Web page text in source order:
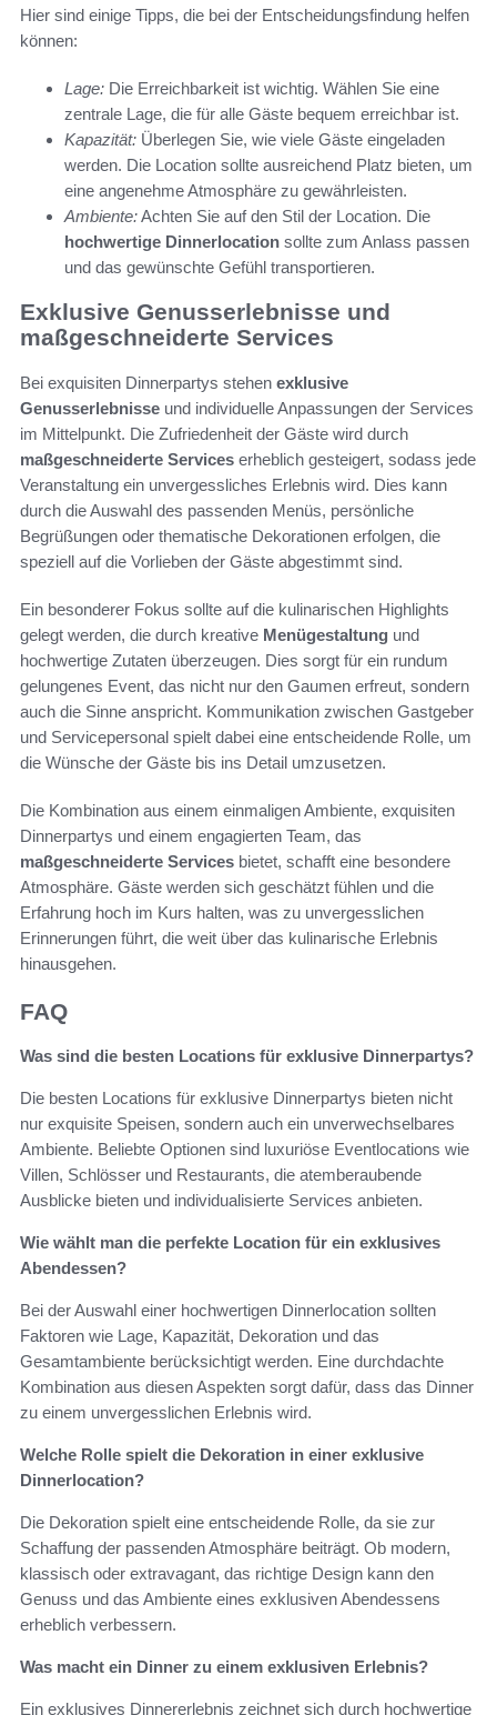
Hier sind einige Tipps, die bei der Entscheidungsfindung helfen
können:
Lage: Die Erreichbarkeit ist wichtig. Wählen Sie eine
zentrale Lage, die für alle Gäste bequem erreichbar ist.
Kapazität: Überlegen Sie, wie viele Gäste eingeladen
werden. Die Location sollte ausreichend Platz bieten, um
eine angenehme Atmosphäre zu gewährleisten.
Ambiente:Achten Sie auf den Stil der Location. Die
hochwertige Dinnerlocation sollte zum Anlass passen
und das gewünschte Gefühl transportieren.
Exklusive Genusserlebnisse und
maßgeschneiderte Services
Bei exquisiten Dinnerpartys stehen exklusive
Genusserlebnisse und individuelle Anpassungen der Services
im Mittelpunkt. Die Zufriedenheit der Gäste wird durch
maßgeschneiderte Services erheblich gesteigert, sodass jede
Veranstaltung ein unvergessliches Erlebnis wird. Dies kann
durch die Auswahl des passenden Menüs, persönliche
Begrüßungen oder thematische Dekorationen erfolgen, die
speziell auf die Vorlieben der Gäste abgestimmt sind.
Ein besonderer Fokus sollte auf die kulinarischen Highlights
gelegt werden, die durch kreative Menügestaltung und
hochwertige Zutaten überzeugen. Dies sorgt für ein rundum
gelungenes Event, das nicht nur den Gaumen erfreut, sondern
auch die Sinne anspricht. Kommunikation zwischen Gastgeber
und Servicepersonal spielt dabei eine entscheidende Rolle, um
die Wünsche der Gäste bis ins Detail umzusetzen.
Die Kombination aus einem einmaligen Ambiente, exquisiten
Dinnerpartys und einem engagierten Team, das
maßgeschneiderte Services bietet, schafft eine besondere
Atmosphäre. Gäste werden sich geschätzt fühlen und die
Erfahrung hoch im Kurs halten, was zu unvergesslichen
Erinnerungen führt, die weit über das kulinarische Erlebnis
hinausgehen.
FAQ
Was sind die besten Locations für exklusive Dinnerpartys?
Die besten Locations für exklusive Dinnerpartys bieten nicht
nur exquisite Speisen, sondern auch ein unverwechselbares
Ambiente. Beliebte Optionen sind luxuriöse Eventlocations wie
Villen, Schlösser und Restaurants, die atemberaubende
Ausblicke bieten und individualisierte Services anbieten.
Wie wählt man die perfekte Location für ein exklusives
Abendessen?
Bei der Auswahl einer hochwertigen Dinnerlocation sollten
Faktoren wie Lage, Kapazität, Dekoration und das
Gesamtambiente berücksichtigt werden. Eine durchdachte
Kombination aus diesen Aspekten sorgt dafür, dass das Dinner
zu einem unvergesslichen Erlebnis wird.
Welche Rolle spielt die Dekoration in einer exklusive
Dinnerlocation?
Die Dekoration spielt eine entscheidende Rolle, da sie zur
Schaffung der passenden Atmosphäre beiträgt. Ob modern,
klassisch oder extravagant, das richtige Design kann den
Genuss und das Ambiente eines exklusiven Abendessens
erheblich verbessern.
Was macht ein Dinner zu einem exklusiven Erlebnis?
Ein exklusives Dinnererlebnis zeichnet sich durch hochwertige